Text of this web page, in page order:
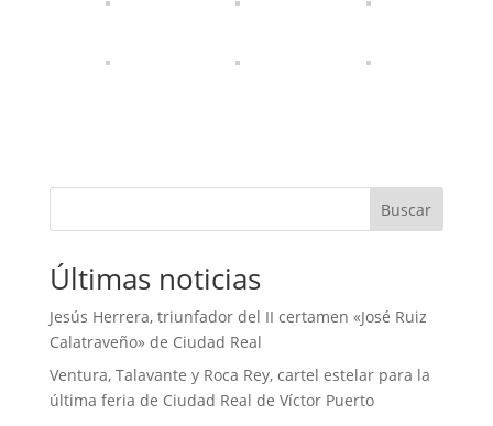
Buscar
Últimas noticias
Jesús Herrera, triunfador del II certamen «José Ruiz
Calatraveño» de Ciudad Real
Ventura, Talavante y Roca Rey, cartel estelar para la
última feria de Ciudad Real de Víctor Puerto